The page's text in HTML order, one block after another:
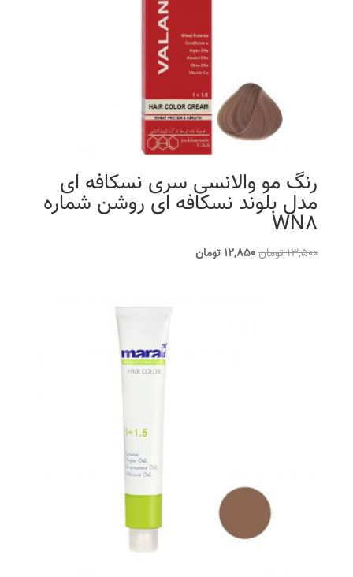
رنگ مو والانسی سری نسکافه ای
مدل بلوند نسکافه ای روشن شماره
WN8
13,500تومانقیمت
12,850 تومانقیمت